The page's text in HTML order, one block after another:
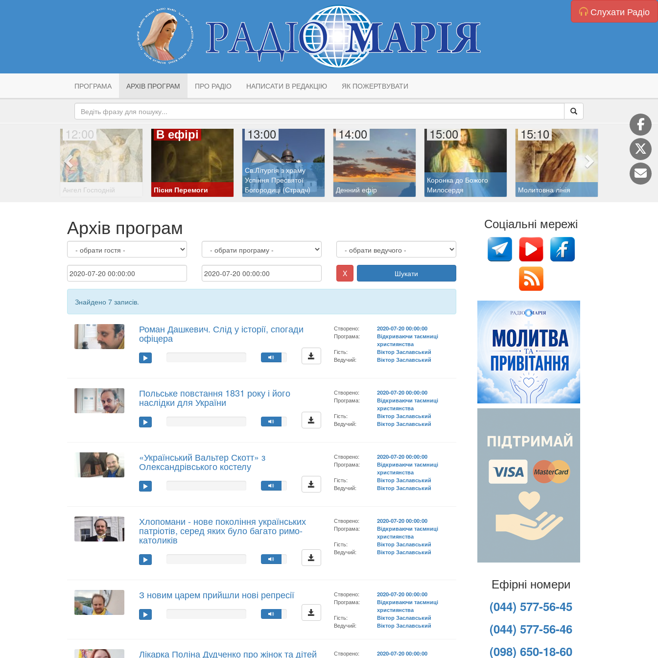
Слухати Радіо
ПРОГРАМА АРХІВ ПРОГРАМ ПРО РАДІО НАПИСАТИ В РЕДАКЦІЮ ЯК ПОЖЕРТВУВАТИ
12:00
Ангел Господній
В ефірі
Пісня Перемоги
13:00
Св.Літургія з храму
Успіння Пресвятої
Богородиці (Страдч)
14:00
Денний ефір
15:00
Коронка до Божого
Милосердя
15:10
Молитовна лінія
15:20
Архів програм
X Шукати
Знайдено 7 записів.
Роман Дашкевич. Слід у історії, спогади
офіцера
Створено:
2020-07-20 00:00:00
Програма:
Відкриваючи таємниці
християнства
Гість:
Віктор Заславський
Ведучий:
Віктор Заславський
Польське повстання 1831 року і його
наслідки для України
Створено:
2020-07-20 00:00:00
Програма:
Відкриваючи таємниці
християнства
Гість:
Віктор Заславський
Ведучий:
Віктор Заславський
«Український Вальтер Скотт» з
Олександрівського костелу
Створено:
2020-07-20 00:00:00
Програма:
Відкриваючи таємниці
християнства
Гість:
Віктор Заславський
Ведучий:
Віктор Заславський
Хлопомани - нове покоління українських
патріотів, серед яких було багато римо-
католиків
Створено:
2020-07-20 00:00:00
Програма:
Відкриваючи таємниці
християнства
Гість:
Віктор Заславський
Ведучий:
Віктор Заславський
З новим царем прийшли нові репресії Створено:
2020-07-20 00:00:00
Програма:
Відкриваючи таємниці
християнства
Гість:
Віктор Заславський
Ведучий:
Віктор Заславський
Лікарка Поліна Дудченко про жінок та дітей Створено:
2020-07-20 00:00:00
Соціальні мережі
Ефірні номери
(044) 577-56-45
(044) 577-56-46
(098) 650-18-60